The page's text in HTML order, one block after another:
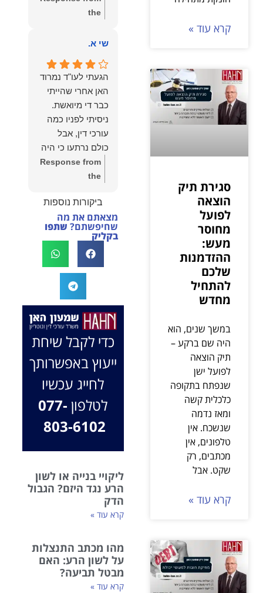
קרא עוד »
סגירת תיק
הוצאה
לפועל
מחוסר
מעש:
ההזדמנות
שלכם
להתחיל
מחדש
במשך שנים, הוא
היה שם ברקע –
תיק הוצאה
לפועל ישן
שנפתח בתקופה
כלכלית קשה
ומאז נדמה
שנשכח. אין
טלפונים, אין
מכתבים, רק
שקט. אבל
קרא עוד »
נשמח תמיד
לעמוד לרשותך!
משרד עורכי דין
ונוטריון
the
יהודה, תודה רבה
מאוד לשמוע
שהייעוץ עזר לך
ושהיית מרוצה.
מבחינתנו הוגנות
ומקצועיות הן מעל
הכל. נשמח תמיד
לעמוד לרשותך
בהמשך הדרך.
שי א.
הגעתי לעו"ד נמרוד
האן אחרי שהייתי
כבר די מיואשת.
ניסיתי לפניו כמה
עורכי דין, אבל
כולם נרתעו כי היה
מדובר בנושא
מורכב ורגיש,
אותו.לאחר
שסיפרתי בקצרה
לעו"ד נמרוד על
החליט לייצג אותי
בלי לחשוב
פעמיים, הקשיב לי
ולקח את התיק שלי
פרו בונו מכל הלב.
Response from
the
רבה על המילים
החמות ועל
האמון. שמחנו
במיוחד בתיק לא
פשוט, ומאחלים
לך המון הצלחה
כאן בשבילך.
בברכה, משרד
עו"ד שמעון האן
ונוטריון
ביקורות נוספות
מצאתם את מה
שחיפשתם? שתפו
בקליק
כדי לקבל שיחת
ייעוץ באפשרותך
לחייג עכשיו
לטלפון 077-
803-6102
ליקויי בנייה או לשון
הרע נגד היזם? הגבול
הדק
קרא עוד »
מהו מכתב התנצלות
על לשון הרע: האם
מבטל תביעה?
קרא עוד »